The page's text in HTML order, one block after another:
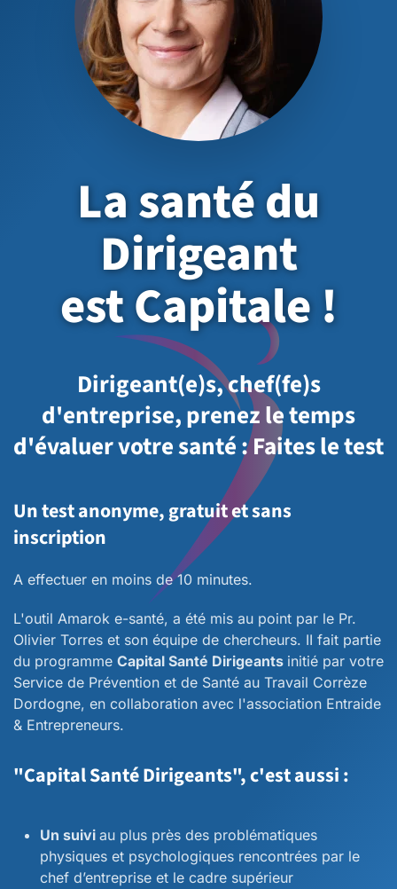
La santé du
Dirigeant
est Capitale !
Dirigeant(e)s, chef(fe)s
d'entreprise, prenez le temps
d'évaluer votre santé : Faites le test
Un test anonyme, gratuit et sans
inscription
A effectuer en moins de 10 minutes.
L'outil Amarok e-santé, a été mis au point par le Pr.
Olivier Torres et son équipe de chercheurs. II fait partie
du programme Capital Santé Dirigeants initié par votre
Service de Prévention et de Santé au Travail Corrèze
Dordogne, en collaboration avec l'association Entraide
& Entrepreneurs.
"Capital Santé Dirigeants", c'est aussi :
Un suivi au plus près des problématiques
physiques et psychologiques rencontrées par le
chef d’entreprise et le cadre supérieur